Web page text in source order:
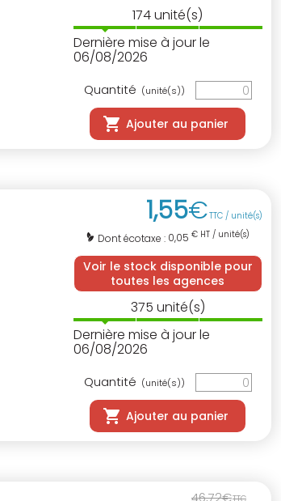
174unité(s)
Dernière mise à jour le
06/08/2026
Quantité (unité(s))
Ajouter au panier
1,55€TTC / unité(s)
Dont écotaxe : 0,05 € HT / unité(s)
Voir le stock disponible pour
toutes les agences
375 unité(s)
Dernière mise à jour le
06/08/2026
Quantité (unité(s))
Ajouter au panier